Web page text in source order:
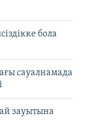
бола
сауалнамада
зауытына